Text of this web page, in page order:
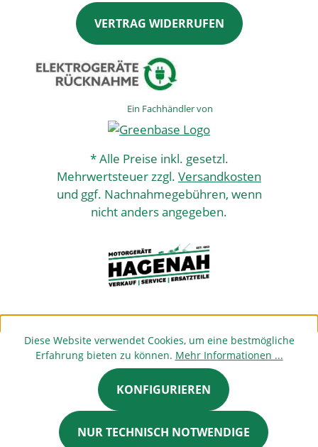
VERTRAG WIDERRUFEN
Ein Fachhändler von
* Alle Preise inkl. gesetzl.
Mehrwertsteuer zzgl. Versandkosten
und ggf. Nachnahmegebühren, wenn
nicht anders angegeben.
Diese Website verwendet Cookies, um eine bestmögliche
Erfahrung bieten zu können. Mehr Informationen ...
NUR TECHNISCH NOTWENDIGE
KONFIGURIEREN